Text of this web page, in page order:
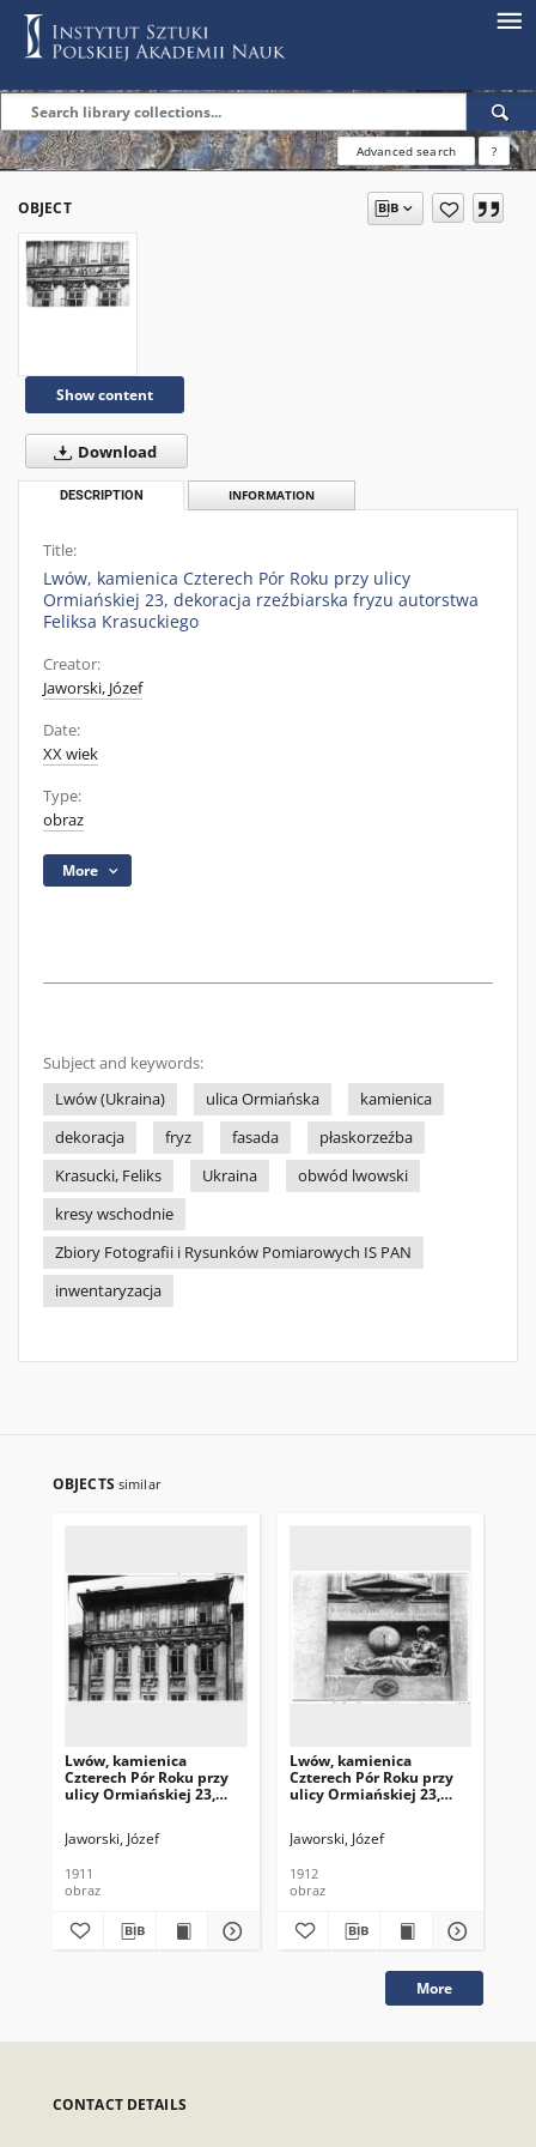
Advanced search ?
OBJECT
Show content
Download
DESCRIPTION INFORMATION
Title:
Lwów, kamienica Czterech Pór Roku przy ulicy
Ormiańskiej 23, dekoracja rzeźbiarska fryzu autorstwa
Feliksa Krasuckiego
Creator:
Jaworski, Józef
Date:
XX wiek
Type:
obraz
More
Subject and keywords:
Lwów (Ukraina)
ulica Ormiańska
kamienica
dekoracja
fryz fasada
płaskorzeźba
Krasucki, Feliks
Ukraina
obwód lwowski
kresy wschodnie
Zbiory Fotografii i Rysunków Pomiarowych IS PAN
inwentaryzacja
OBJECTS similar
Lwów, kamienica
Czterech Pór Roku przy
ulicy Ormiańskiej 23,
fryzu autorstwa Feliksa
Jaworski, Józef
1911
obraz
Lwów, kamienica
Czterech Pór Roku przy
ulicy Ormiańskiej 23,
Krasuckiego, Chronos
Jaworski, Józef
1912
obraz
More
CONTACT DETAILS